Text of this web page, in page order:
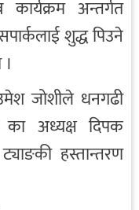
कार्यक्रम अन्तर्गत
शुद्ध पिउने
जोशीले धनगढी
का अध्यक्ष दिपक
हस्तान्तरण